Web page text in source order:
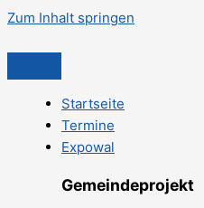
Zum Inhalt springen
Startseite
Termine
Expowal
Gemeindeprojekt